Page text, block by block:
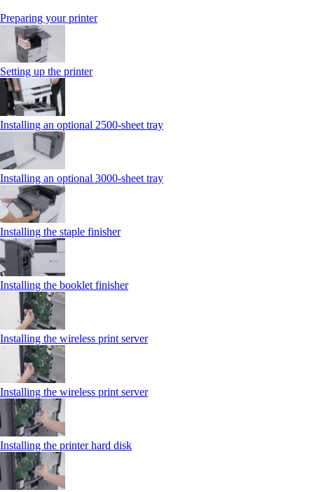
Preparing your printer
Setting up the printer
Installing an optional 2500-sheet tray
Installing an optional 3000-sheet tray
Installing the staple finisher
Installing the booklet finisher
Installing the wireless print server
Installing the wireless print server
Installing the printer hard disk